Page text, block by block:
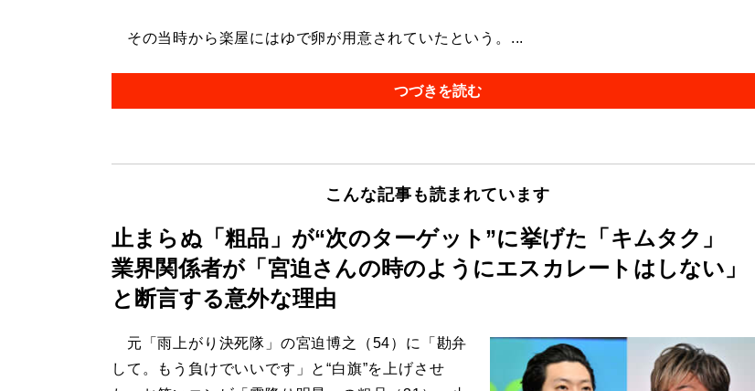
その当時から楽屋にはゆで卵が用意されていたという。...
つづきを読む
こんな記事も読まれています
止まらぬ「粗品」が“次のターゲット”に挙げた「キムタク」
業界関係者が「宮迫さんの時のようにエスカレートはしない」
と断言する意外な理由
元「雨上がり決死隊」の宮迫博之（54）に「勘弁
して。もう負けでいいです」と“白旗”を上げさせ